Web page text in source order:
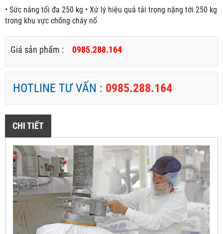
• Sức nâng tối đa 250 kg • Xử lý hiệu quả tải trọng nặng tới 250 kg
trong khu vực chống cháy nổ
Giá sản phẩm : 0985.288.164
HOTLINE TƯ VẤN : 0985.288.164
CHI TIẾT